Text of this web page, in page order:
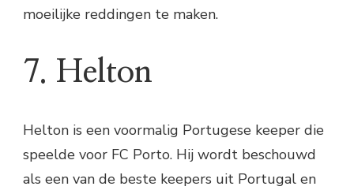
moeilijke reddingen te maken.
7. Helton
Helton is een voormalig Portugese keeper die
speelde voor FC Porto. Hij wordt beschouwd
als een van de beste keepers uit Portugal en